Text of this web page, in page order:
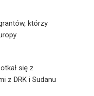
którzy
się z
z DRK i Sudanu